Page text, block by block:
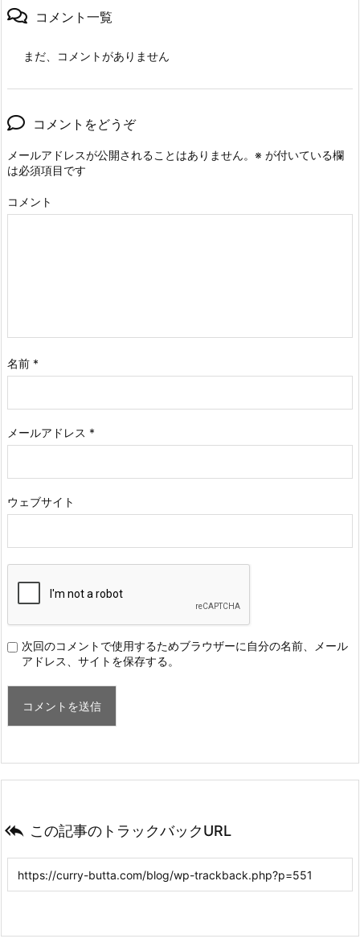
コメント一覧
まだ、コメントがありません
コメントをどうぞ
メールアドレスが公開されることはありません。 ※ が付いている欄
は必須項目です
コメント
名前 *
メールアドレス *
ウェブサイト
次回のコメントで使用するためブラウザーに自分の名前、メール
アドレス、サイトを保存する。
 この記事のトラックバックURL